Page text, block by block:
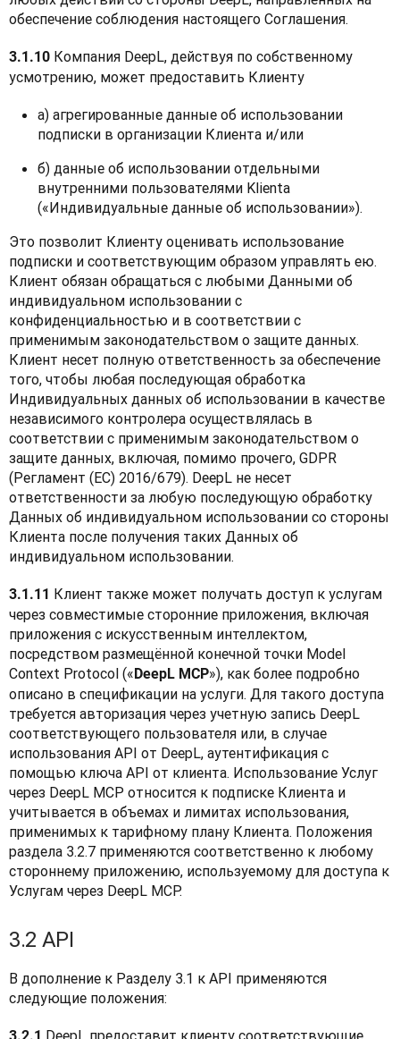
обеспечение соблюдения настоящего Соглашения.
3.1.10 Компания DeepL, действуя по собственному
усмотрению, может предоставить Клиенту
а) агрегированные данные об использовании
подписки в организации Клиента и/или
б) данные об использовании отдельными
внутренними пользователями Klienta
(«Индивидуальные данные об использовании»).
Это позволит Клиенту оценивать использование
подписки и соответствующим образом управлять ею.
Клиент обязан обращаться с любыми Данными об
индивидуальном использовании с
конфиденциальностью и в соответствии с
применимым законодательством о защите данных.
Клиент несет полную ответственность за обеспечение
того, чтобы любая последующая обработка
Индивидуальных данных об использовании в качестве
независимого контролера осуществлялась в
соответствии с применимым законодательством о
защите данных, включая, помимо прочего, GDPR
(Регламент (ЕС) 2016/679). DeepL не несет
ответственности за любую последующую обработку
Данных об индивидуальном использовании со стороны
Клиента после получения таких Данных об
индивидуальном использовании.
3.1.11 Клиент также может получать доступ к услугам
через совместимые сторонние приложения, включая
приложения с искусственным интеллектом,
посредством размещённой конечной точки Model
Context Protocol («DeepL MCP»), как более подробно
описано в спецификации на услуги. Для такого доступа
требуется авторизация через учетную запись DeepL
соответствующего пользователя или, в случае
использования API от DeepL, аутентификация с
помощью ключа API от клиента. Использование Услуг
через DeepL MCP относится к подписке Клиента и
учитывается в объемах и лимитах использования,
применимых к тарифному плану Клиента. Положения
раздела 3.2.7 применяются соответственно к любому
стороннему приложению, используемому для доступа к
Услугам через DeepL MCP.
3.2 API
В дополнение к Разделу 3.1 к API применяются
следующие положения:
DeepL предоставит клиенту соответствующие